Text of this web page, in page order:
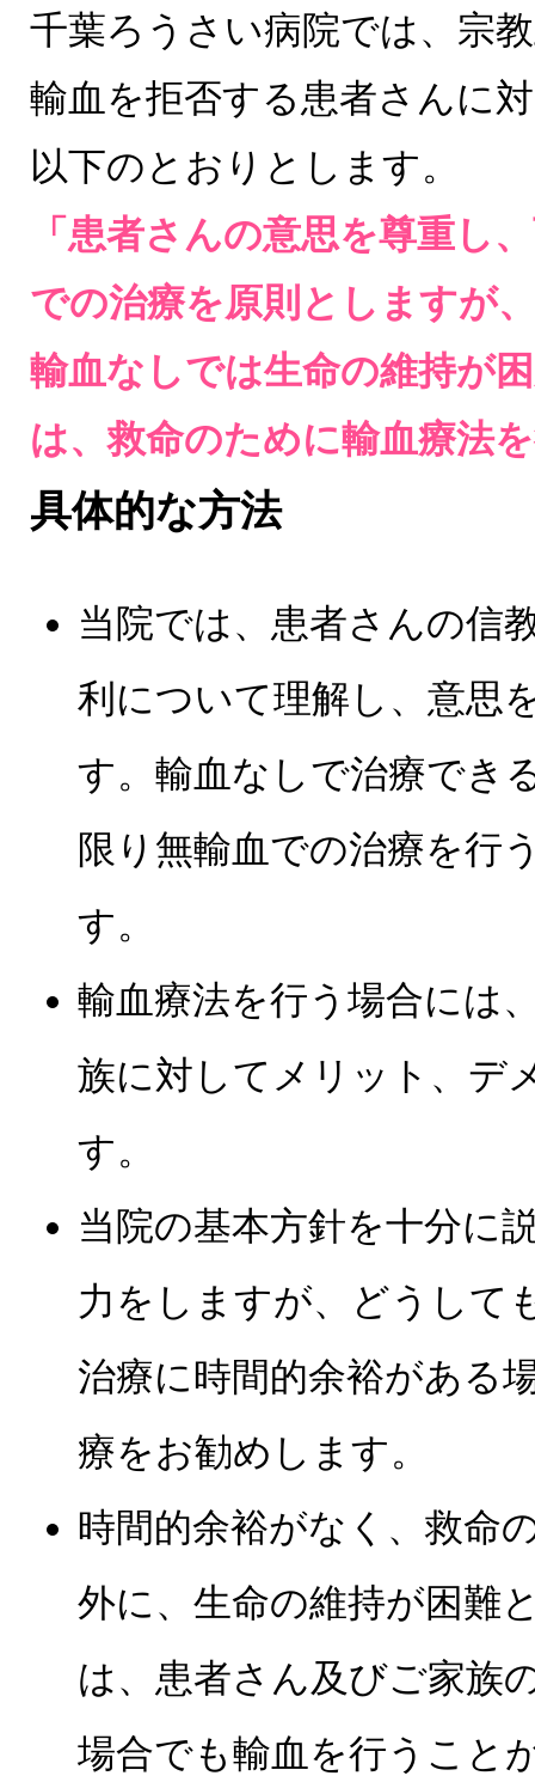
千葉ろうさい病院では、宗
輸血を拒否する患者さんに
以下のとおりとします。
「患者さんの意思を尊重し
での治療を原則としますが
輸血なしでは生命の維持が
は、救命のために輸血療法
具体的な方法
当院では、患者さんの信
利について理解し、意思
す。輸血なしで治療でき
限り無輸血での治療を行
す。
輸血療法を行う場合には
族に対してメリット、デ
す。
当院の基本方針を十分に
力をしますが、どうして
治療に時間的余裕がある
療をお勧めします。
時間的余裕がなく、救命
外に、生命の維持が困難
は、患者さん及びご家族
場合でも輸血を行うこと